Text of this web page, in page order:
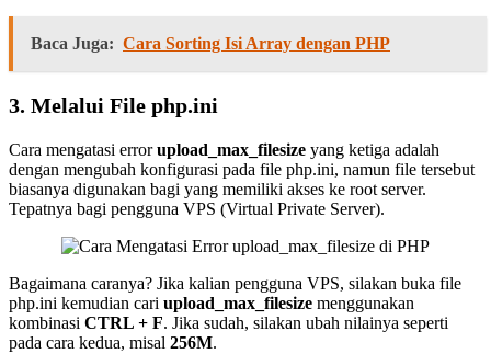
Baca Juga: Cara Sorting Isi Array dengan PHP
3. Melalui File php.ini
Cara mengatasi errorupload_max_filesize yang ketiga adalah
dengan mengubah konfigurasi pada file php.ini, namun file tersebut
biasanya digunakan bagi yang memiliki akses ke root server.
Tepatnya bagi pengguna VPS (Virtual Private Server).
Bagaimana caranya? Jika kalian pengguna VPS, silakan buka file
php.ini kemudian cari upload_max_filesize menggunakan
kombinasi CTRL + F. Jika sudah, silakan ubah nilainya seperti
pada cara kedua, misal 256M.